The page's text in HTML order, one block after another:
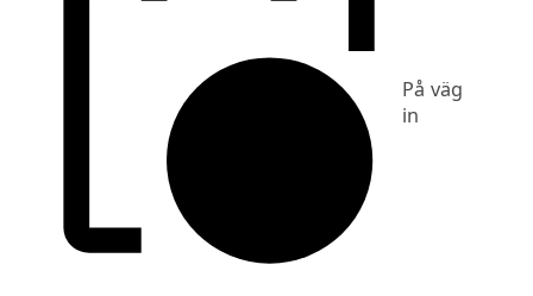
På väg
in